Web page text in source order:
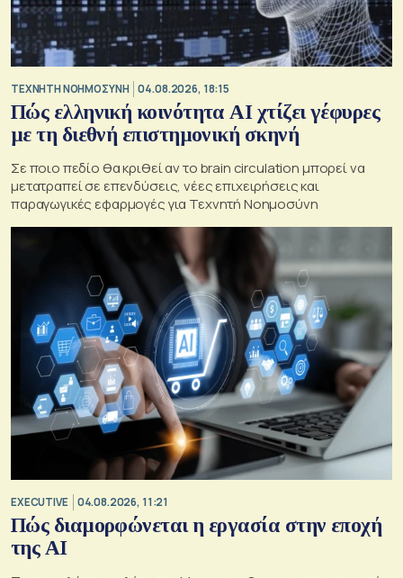
TΕΧΝΗΤΗ ΝΟΗΜΟΣΥΝΗ 04.08.2026, 18:15
Πώς ελληνική κοινότητα AI χτίζει γέφυρες
με τη διεθνή επιστημονική σκηνή
Σε ποιο πεδίο θα κριθεί αν το brain circulation μπορεί να
μετατραπεί σε επενδύσεις, νέες επιχειρήσεις και
παραγωγικές εφαρμογές για Τεχνητή Νοημοσύνη
EXECUTIVE 04.08.2026, 11:21
Πώς διαμορφώνεται η εργασία στην εποχή
της AI